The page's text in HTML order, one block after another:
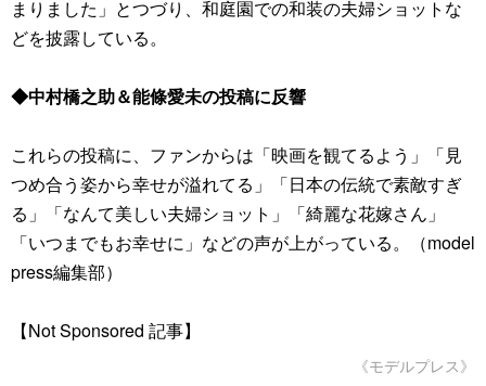
まりました」とつづり、和庭園での和装の夫婦ショットな
どを披露している。
◆中村橋之助＆能條愛未の投稿に反響
これらの投稿に、ファンからは「映画を観てるよう」「見
つめ合う姿から幸せが溢れてる」「日本の伝統で素敵すぎ
る」「なんて美しい夫婦ショット」「綺麗な花嫁さん」
「いつまでもお幸せに」などの声が上がっている。（model
press編集部）
【Not Sponsored 記事】
《モデルプレス》